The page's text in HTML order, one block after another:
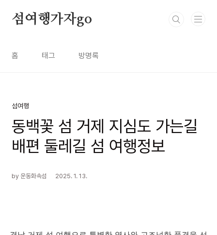
섬여행가자go
홈 태그 방명록
섬여행
동백꽃 섬 거제 지심도 가는길
배편 둘레길 섬 여행정보
by 운동화속섬 2025. 1. 13.